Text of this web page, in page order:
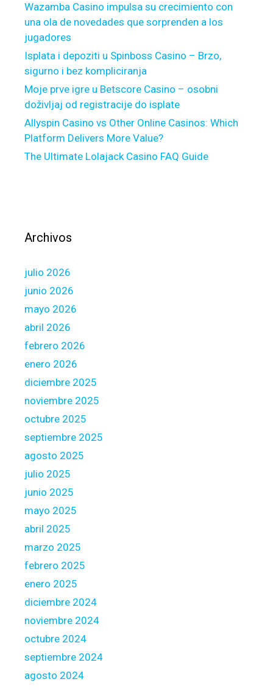
e
S
t
a
n
a
r
d
s
a
o
h
e
A
v
s
L
a
w
s
Wazamba Casino impulsa su crecimiento con
una ola de novedades que sorprenden a los
jugadores
Isplata i depoziti u Spinboss Casino – Brzo,
sigurno i bez kompliciranja
Moje prve igre u Betscore Casino – osobni
doživljaj od registracije do isplate
Allyspin Casino vs Other Online Casinos: Which
Platform Delivers More Value?
The Ultimate Lolajack Casino FAQ Guide
Archivos
julio 2026
junio 2026
mayo 2026
abril 2026
febrero 2026
enero 2026
diciembre 2025
noviembre 2025
octubre 2025
septiembre 2025
agosto 2025
julio 2025
junio 2025
mayo 2025
abril 2025
marzo 2025
febrero 2025
enero 2025
diciembre 2024
noviembre 2024
octubre 2024
septiembre 2024
agosto 2024